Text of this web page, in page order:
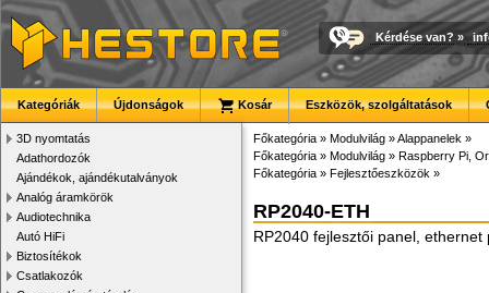
Kérdése van? »
Kategóriák Újdonságok Kosár Eszközök, szolgáltatások
3D nyomtatás
Adathordozók
Ajándékok, ajándékutalványok
Analóg áramkörök
Audiotechnika
Autó HiFi
Biztosítékok
Csatlakozók
Főkategória » Modulvilág »Alappanelek »
Főkategória » Modulvilág » Raspberry Pi,
Főkategória » Fejlesztőeszközök »
RP2040-ETH
RP2040 fejlesztői panel,